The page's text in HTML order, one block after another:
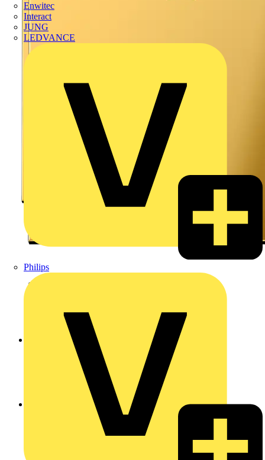
Enwitec
Interact
JUNG
LEDVANCE
Philips